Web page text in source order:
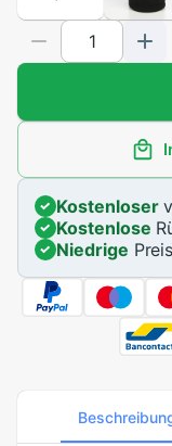
Kostenloser
Kostenlose
Niedrige